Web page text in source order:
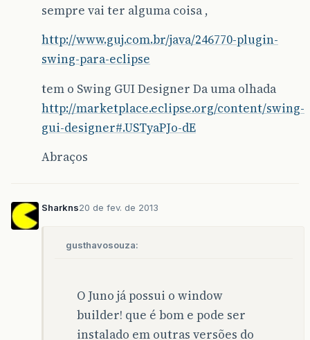
sempre vai ter alguma coisa ,
http://www.guj.com.br/java/246770-plugin-
swing-para-eclipse
tem o Swing GUI Designer Da uma olhada
http://marketplace.eclipse.org/content/swing-
gui-designer#.USTyaPJo-dE
Abraços
Sharkns20 de fev. de 2013
gusthavosouza:
O Juno já possui o window
builder! que é bom e pode ser
instalado em outras versões do